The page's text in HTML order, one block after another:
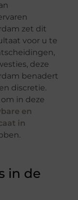
zet dit
voor u te
deze
benadert
discretie.
in deze
en
in
in de